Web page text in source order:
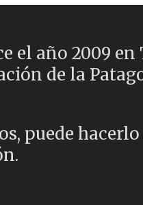
el año 2009
de la
puede